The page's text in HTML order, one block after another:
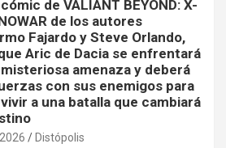
de VALIANT BEYOND: X-
de los autores
Fajardo y Steve Orlando,
Aric de Dacia se enfrentará
misteriosa amenaza y deberá
con sus enemigos para
a una batalla que cambiará
Distópolis